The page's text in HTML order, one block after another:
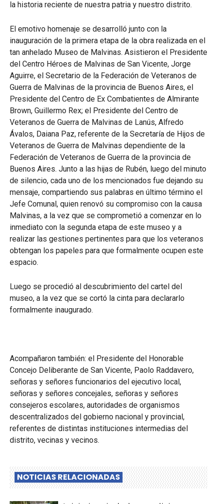
la historia reciente de nuestra patria y nuestro distrito.
El emotivo homenaje se desarrolló junto con la
inauguración de la primera etapa de la obra realizada en el
tan anhelado Museo de Malvinas. Asistieron el Presidente
del Centro Héroes de Malvinas de San Vicente, Jorge
Aguirre, el Secretario de la Federación de Veteranos de
Guerra de Malvinas de la provincia de Buenos Aires, el
Presidente del Centro de Ex Combatientes de Almirante
Brown, Guillermo Rex; el Presidente del Centro de
Veteranos de Guerra de Malvinas de Lanús, Alfredo
Ávalos, Daiana Paz, referente de la Secretaría de Hijos de
Veteranos de Guerra de Malvinas dependiente de la
Federación de Veteranos de Guerra de la provincia de
Buenos Aires. Junto a las hijas de Rubén, luego del minuto
de silencio, cada uno de los mencionados fue dejando su
mensaje, compartiendo sus palabras en último término el
Jefe Comunal, quien renovó su compromiso con la causa
Malvinas, a la vez que se comprometió a comenzar en lo
inmediato con la segunda etapa de este museo y a
realizar las gestiones pertinentes para que los veteranos
obtengan los papeles para que formalmente ocupen este
espacio.
Luego se procedió al descubrimiento del cartel del
museo, a la vez que se cortó la cinta para declararlo
formalmente inaugurado.
Acompañaron también: el Presidente del Honorable
Concejo Deliberante de San Vicente, Paolo Raddavero,
señoras y señores funcionarios del ejecutivo local,
señoras y señores concejales, señoras y señores
consejeros escolares, autoridades de organismos
descentralizados del gobierno nacional y provincial,
referentes de distintas instituciones intermedias del
distrito, vecinas y vecinos.
NOTICIAS RELACIONADAS